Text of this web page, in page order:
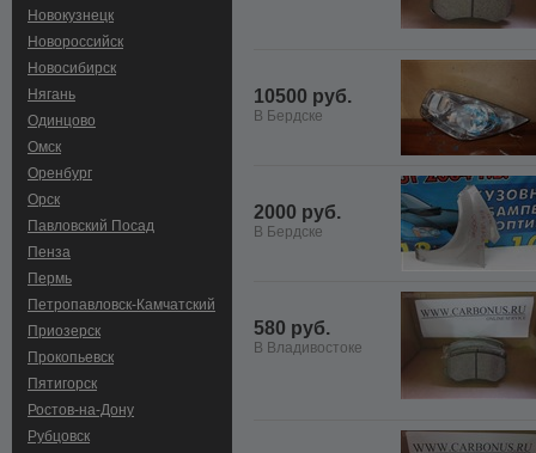
Новокузнецк
Новороссийск
Новосибирск
Нягань
Одинцово
Омск
Оренбург
Орск
Павловский Посад
Пенза
Пермь
Петропавловск-Камчатский
Приозерск
Прокопьевск
Пятигорск
Ростов-на-Дону
Рубцовск
10500 руб.
В Бердске
2000 руб.
В Бердске
580 руб.
В Владивостоке